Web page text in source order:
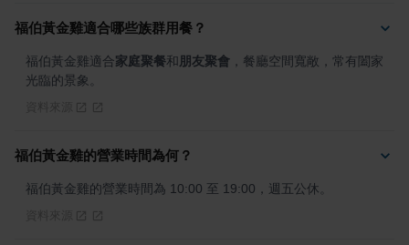
福伯黃金雞適合哪些族群用餐？
福伯黃金雞適合家庭聚餐和 朋友聚會 ，餐廳空間寬敞，常有闔家
光臨的景象。
福伯黃金雞的營業時間為何？
福伯黃金雞的營業時間為 10:00 至 19:00，週五公休。